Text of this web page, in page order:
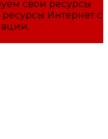
свои ресурсы
Интернет с